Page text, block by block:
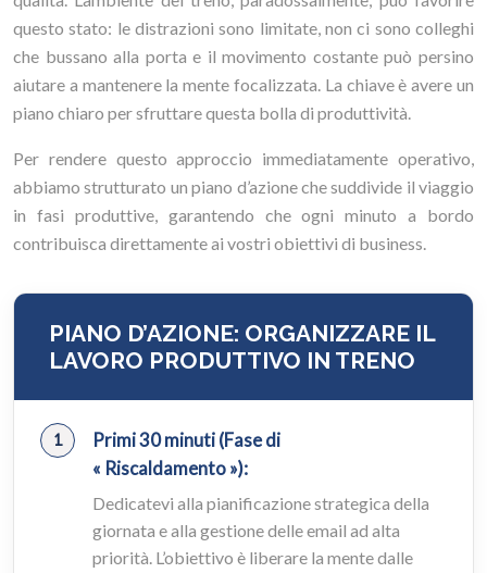
questo stato: le distrazioni sono limitate, non ci sono colleghi
che bussano alla porta e il movimento costante può persino
aiutare a mantenere la mente focalizzata. La chiave è avere un
piano chiaro per sfruttare questa bolla di produttività.
Per rendere questo approccio immediatamente operativo,
abbiamo strutturato un piano d’azione che suddivide il viaggio
in fasi produttive, garantendo che ogni minuto a bordo
contribuisca direttamente ai vostri obiettivi di business.
PIANO D’AZIONE: ORGANIZZARE IL
LAVORO PRODUTTIVO IN TRENO
Primi 30 minuti (Fase di
« Riscaldamento »):
Dedicatevi alla pianificazione strategica della
giornata e alla gestione delle email ad alta
priorità. L’obiettivo è liberare la mente dalle